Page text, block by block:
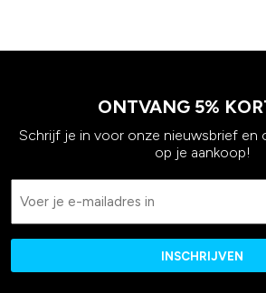
ONTVANG 5%
Schrijf je in voor onze nieuwsbrief en
op je aankoop!